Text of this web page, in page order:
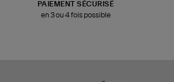
PAIEMENT SÉCURISÉ
en 3 ou 4 fois possible